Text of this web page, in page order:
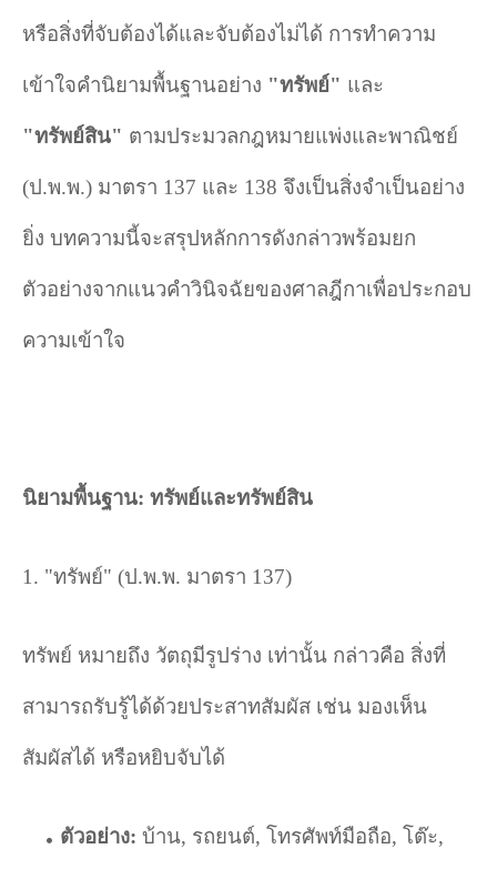
หรือสิ่งที่จับต้องได้และจับต้องไม่ได้ การทำความ
เข้าใจคำนิยามพื้นฐานอย่าง "ทรัพย์" และ
"ทรัพย์สิน" ตามประมวลกฎหมายแพ่งและพาณิชย์
(ป.พ.พ.) มาตรา 137 และ 138 จึงเป็นสิ่งจำเป็นอย่าง
ยิ่ง บทความนี้จะสรุปหลักการดังกล่าวพร้อมยก
ตัวอย่างจากแนวคำวินิจฉัยของศาลฎีกาเพื่อประกอบ
ความเข้าใจ
นิยามพื้นฐาน: ทรัพย์และทรัพย์สิน
1. "ทรัพย์" (ป.พ.พ. มาตรา 137)
ทรัพย์ หมายถึง วัตถุมีรูปร่าง เท่านั้น กล่าวคือ สิ่งที่
สามารถรับรู้ได้ด้วยประสาทสัมผัส เช่น มองเห็น
สัมผัสได้ หรือหยิบจับได้
ตัวอย่าง: บ้าน, รถยนต์, โทรศัพท์มือถือ, โต๊ะ,